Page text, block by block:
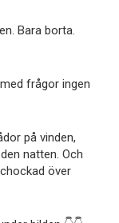
Bara borta.
frågor ingen
på vinden,
natten. Och
över